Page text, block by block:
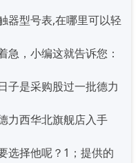
器型号表,在哪里可以轻
急，小编这就告诉您：
子是采购股过一批德力
力西华北旗舰店入手
选择他呢？1；提供的